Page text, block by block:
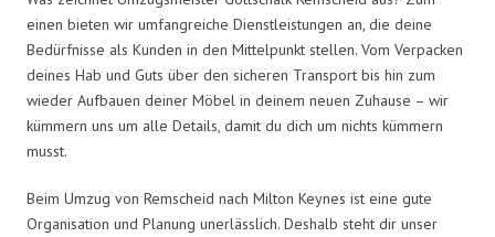
einen bieten wir umfangreiche Dienstleistungen an, die deine
Bedürfnisse als Kunden in den Mittelpunkt stellen. Vom Verpacken
deines Hab und Guts über den sicheren Transport bis hin zum
wieder Aufbauen deiner Möbel in deinem neuen Zuhause – wir
kümmern uns um alle Details, damit du dich um nichts kümmern
musst.
Beim Umzug von Remscheid nach Milton Keynes ist eine gute
Organisation und Planung unerlässlich. Deshalb steht dir unser